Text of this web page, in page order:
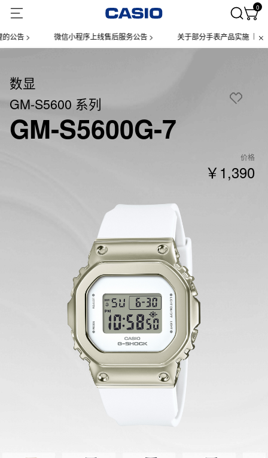
0
> 微信小程序上线售后服务公告 > 关于部分手表产品实施【一物一
数显
GM-S5600 系列
GM-S5600G-7
价格
￥1,390